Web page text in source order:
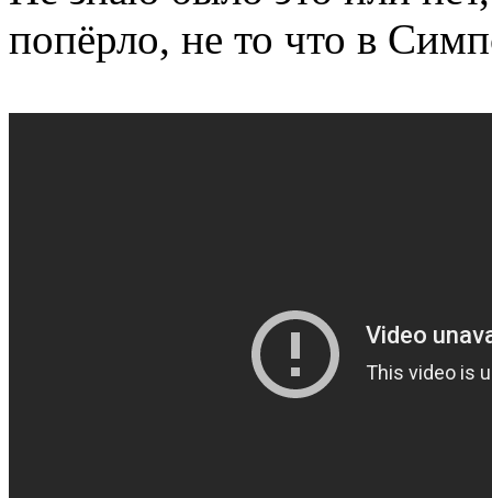
попёрло, не то что в